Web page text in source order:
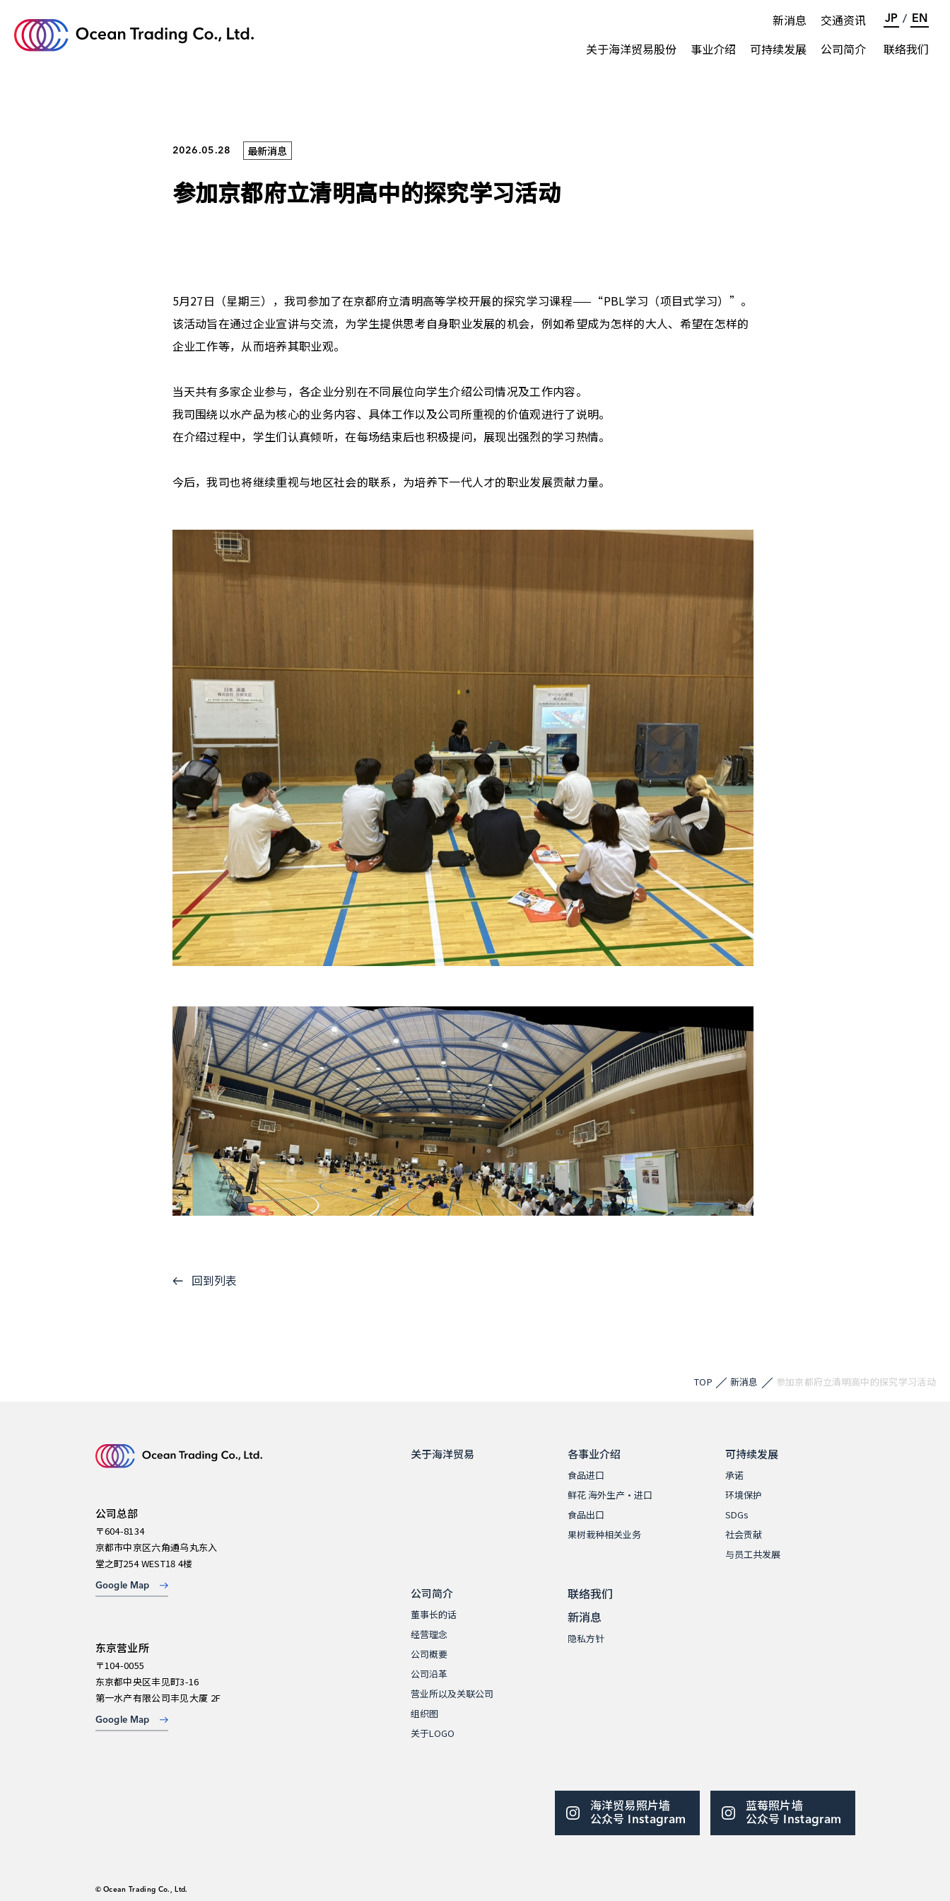
新消息 交通资讯 JP / EN
关于海洋贸易股份 事业介绍 可持续发展 公司简介 联络我们
2026.05.28 最新消息
参加京都府立清明高中的探究学习活动
5月27日（星期三），我司参加了在京都府立清明高等学校开展的探究学习课程——“PBL学习（项目式学习）”。
该活动旨在通过企业宣讲与交流，为学生提供思考自身职业发展的机会，例如希望成为怎样的大人、希望在怎样的
企业工作等，从而培养其职业观。
当天共有多家企业参与，各企业分别在不同展位向学生介绍公司情况及工作内容。
我司围绕以水产品为核心的业务内容、具体工作以及公司所重视的价值观进行了说明。
在介绍过程中，学生们认真倾听，在每场结束后也积极提问，展现出强烈的学习热情。
今后，我司也将继续重视与地区社会的联系，为培养下一代人才的职业发展贡献力量。
回到列表
TOP 新消息 参加京都府立清明高中的探究学习活动
公司总部
〒604-8134
京都市中京区六角通乌丸东入
堂之町254 WEST18 4楼
Google Map
东京营业所
〒104-0055
东京都中央区丰见町3-16
第一水产有限公司丰见大厦 2F
Google Map
关于海洋贸易 各事业介绍
食品进口
鲜花 海外生产・进口
食品出口
果树栽种相关业务
可持续发展
承诺
环境保护
SDGs
社会贡献
与员工共发展
公司简介
董事长的话
经营理念
公司概要
公司沿革
营业所以及关联公司
组织图
关于LOGO
联络我们
新消息
隐私方针
海洋贸易照片墙
公众号 Instagram
蓝莓照片墙
公众号 Instagram
© Ocean Trading Co., Ltd.